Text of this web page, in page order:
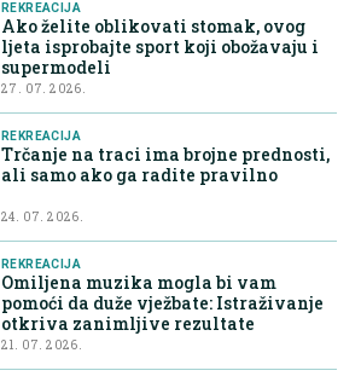
REKREACIJA
Ako želite oblikovati stomak, ovog
ljeta isprobajte sport koji obožavaju i
supermodeli
27. 07. 2026.
REKREACIJA
Trčanje na traci ima brojne prednosti,
ali samo ako ga radite pravilno
24. 07. 2026.
REKREACIJA
Omiljena muzika mogla bi vam
pomoći da duže vježbate: Istraživanje
otkriva zanimljive rezultate
21. 07. 2026.